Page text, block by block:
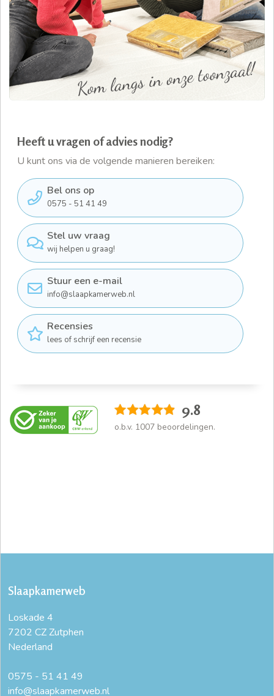
Heeft u vragen of advies nodig?
U kunt ons via de volgende manieren bereiken:
Bel ons op
0575 - 51 41 49
Stel uw vraag
wij helpen u graag!
Stuur een e-mail
info@slaapkamerweb.nl
Recensies
lees of schrijf een recensie
9.8
o.b.v. 1007 beoordelingen.
Slaapkamerweb
Loskade 4
7202 CZ Zutphen
Nederland
0575 - 51 41 49
info@slaapkamerweb.nl